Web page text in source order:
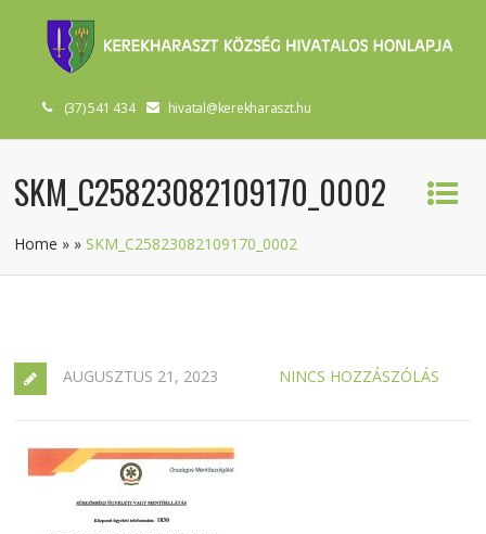
(37) 541 434 hivatal@kerekharaszt.hu
SKM_C25823082109170_0002
Home » » SKM_C25823082109170_0002
AUGUSZTUS 21, 2023 NINCS HOZZÁSZÓLÁS